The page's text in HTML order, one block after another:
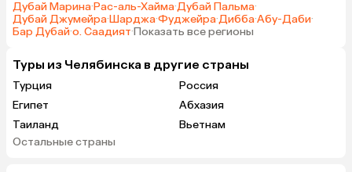
Дубай Марина·Рас-аль-Хайма·Дубай Пальма·
Дубай Джумейра·Шарджа·Фуджейра·Дибба·Абу-Даби·
Бар Дубай·о. Саадият·Показать все регионы
Туры из Челябинска в другие страны
Турция
Россия
Египет
Абхазия
Таиланд
Вьетнам
ОАЭ
Остальные страны